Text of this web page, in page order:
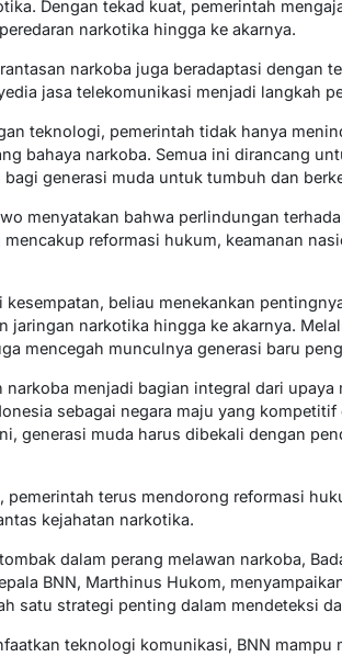
Dengan tekad kuat, pemerintah
narkotika hingga ke akarnya.
narkoba juga beradaptasi dengan
jasa telekomunikasi menjadi langkah
teknologi, pemerintah tidak hanya
bahaya narkoba. Semua ini dirancang
bagi generasi muda untuk tumbuh dan
menyatakan bahwa perlindungan
mencakup reformasi hukum, keamanan
kesempatan, beliau menekankan
jaringan narkotika hingga ke akarnya.
mencegah munculnya generasi baru
narkoba menjadi bagian integral dari
sebagai negara maju yang
generasi muda harus dibekali dengan
pemerintah terus mendorong reformasi
kejahatan narkotika.
dalam perang melawan narkoba,
BNN, Marthinus Hukom,
satu strategi penting dalam mendeteksi
teknologi komunikasi, BNN